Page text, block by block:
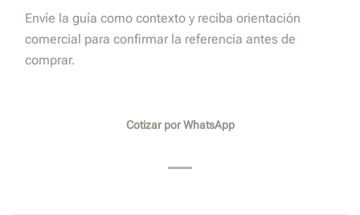
Envíe la guía como contexto y reciba orientación
comercial para confirmar la referencia antes de
comprar.
Cotizar por WhatsApp